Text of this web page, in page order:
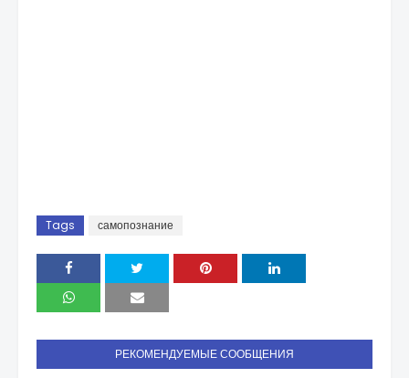
Tags самопознание
РЕКОМЕНДУЕМЫЕ СООБЩЕНИЯ